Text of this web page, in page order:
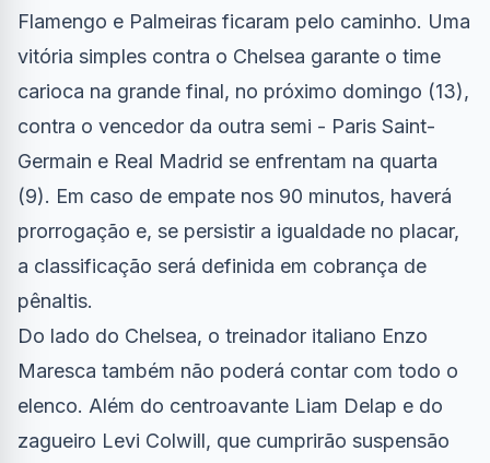
Flamengo e Palmeiras ficaram pelo caminho. Uma
vitória simples contra o Chelsea garante o time
carioca na grande final, no próximo domingo (13),
contra o vencedor da outra semi - Paris Saint-
Germain e Real Madrid se enfrentam na quarta
(9). Em caso de empate nos 90 minutos, haverá
prorrogação e, se persistir a igualdade no placar,
a classificação será definida em cobrança de
pênaltis.
Do lado do Chelsea, o treinador italiano Enzo
Maresca também não poderá contar com todo o
elenco. Além do centroavante Liam Delap e do
zagueiro Levi Colwill, que cumprirão suspensão